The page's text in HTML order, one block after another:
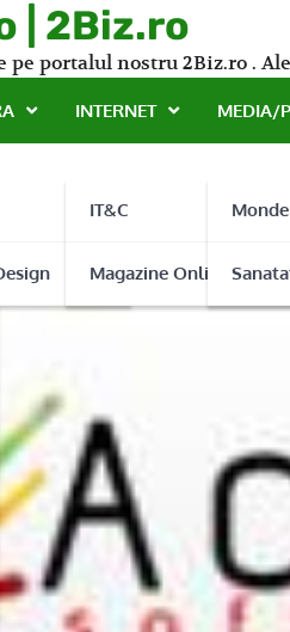
| 2Biz.ro
portalul nostru 2Biz.ro .
INTERNET
IT&C
Magazine Online
MEDIA/